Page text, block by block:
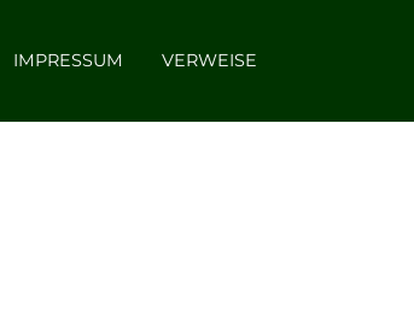
IMPRESSUM VERWEISE